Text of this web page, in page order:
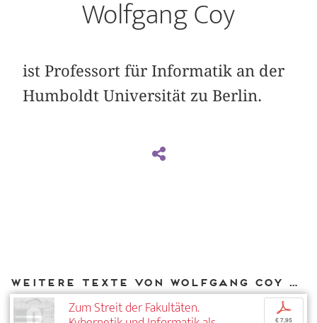
Wolfgang Coy
ist Professort für Informatik an der
Humboldt Universität zu Berlin.
Weitere Texte von Wolfgang Coy bei DIAPHANES
Zum Streit der Fakultäten. p
€ 7,95